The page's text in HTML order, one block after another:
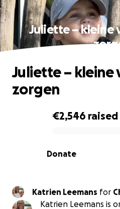
Juliette – kleine
0% complete
€2,546 raised
Donate
Juliette –
zorgen
Katrien Leemans for
Katrien Leemans is